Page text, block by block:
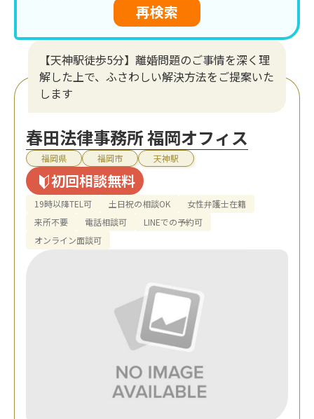
再検索
【天神駅徒歩5分】離婚問題のご事情を深く理
解した上で、ふさわしい解決方法をご提案いた
します
春田法律事務所 福岡オフィス
福岡県 福岡市 天神駅
初回相談無料
19時以降TEL可 土日祝の相談OK
女性弁護士在籍
来所不要
電話相談可
LINEでの予約可
オンライン面談可